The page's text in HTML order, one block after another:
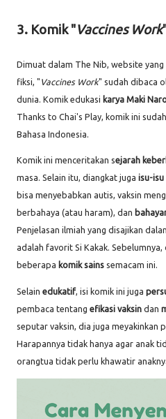
3. Komik "Vaccines Work
Dimuat dalam The Nib, website
fiksi, " Vaccines Work" sudah dibaca
dunia. Komik edukasi karya Maki
Thanks to Chai's Play, komik ini
Bahasa Indonesia.
Komik ini menceritakan sejarah
masa. Selain itu, diangkat juga isu-isu
bisa menyebabkan autis, vaksin
berbahaya (atau haram), dan
Penjelasan ilmiah yang disajikan
adalah favorit Si Kakak. Sebelumnya,
beberapa komik sains semacam ini.
Selain edukatif, isi komik ini juga
pembaca tentang efikasi vaksin dan
seputar vaksin, dia juga meyakinkan
Harapannya tidak hanya agar anak
orangtua tidak perlu khawatir